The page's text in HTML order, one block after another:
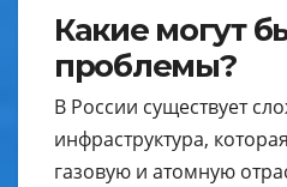
Какие могут
проблемы?
В России существует
инфраструктура,
газовую и атомную